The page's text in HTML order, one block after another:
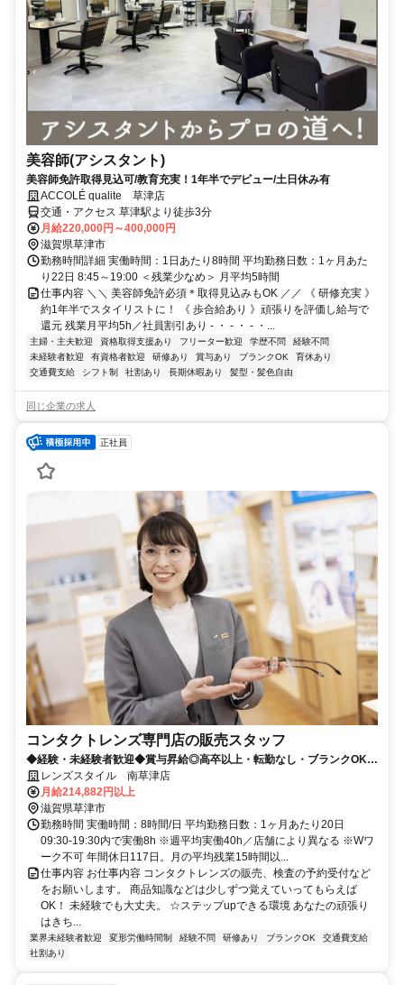
美容師(アシスタント)
美容師免許取得見込可/教育充実！1年半でデビュー/土日休み有
ACCOLÉ qualite 草津店
交通・アクセス 草津駅より徒歩3分
月給220,000円～400,000円
滋賀県草津市
勤務時間詳細 実働時間：1日あたり8時間 平均勤務日数：1ヶ月あた
り22日 8:45～19:00 ＜残業少なめ＞ 月平均5時間
仕事内容 ＼＼ 美容師免許必須＊取得見込みもOK ／／ 《 研修充実 》
約1年半でスタイリストに！ 《 歩合給あり 》頑張りを評価し給与で
還元 残業月平均5h／社員割引あり - ・ - ・ - ・...
主婦・主夫歓迎 資格取得支援あり フリーター歓迎 学歴不問
経験不問
未経験者歓迎
有資格者歓迎 研修あり 賞与あり ブランクOK
育休あり
交通費支給
シフト制 社割あり 長期休暇あり 髪型・髪色自由
同じ企業の求人
正社員
コンタクトレンズ専門店の販売スタッフ
◆経験・未経験者歓迎◆賞与昇給◎高卒以上・転勤なし・ブランクOK・
残業少なめ・業界No1！
レンズスタイル 南草津店
月給214,882円以上
滋賀県草津市
勤務時間 実働時間：8時間/日 平均勤務日数：1ヶ月あたり20日
09:30-19:30内で実働8h ※週平均実働40h／店舗により異なる ※Wワ
ーク不可 年間休日117日。月の平均残業15時間以...
仕事内容 お仕事内容 コンタクトレンズの販売、検査の予約受付など
をお願いします。 商品知識などは少しずつ覚えていってもらえば
OK！ 未経験でも大丈夫。 ☆ステップupできる環境 あなたの頑張り
はきち...
業界未経験者歓迎 変形労働時間制 経験不問 研修あり ブランクOK
交通費支給
社割あり